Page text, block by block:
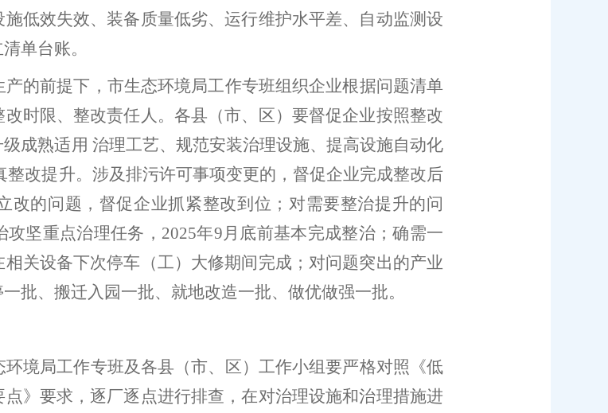
低效失效、装备质量低劣、运行维护水平差、自动监测设
单台账。
产的前提下，市生态环境局工作专班组织企业根据问题清单
时限、整改责任人 。各县（市、区）要督促企业按照整改
级成熟适用 治理工艺、规范安装治理设施、提高设施自动化
整改提升。涉及排污许可事项变更的，督促企业完成整改后
改的问题，督促企业抓紧整改到位；对需要整治提升的问
坚重点治理任务， 2025年9月底前基本完成整治；确需一
关设备下次停车（工）大修期间完成；对问题突出的产业
批、搬迁入园一批、就地改造一批、做优做强一批。
环境局工作专班及各县（市、区）工作小组要严格对照《低
点》 要求 ，逐厂逐点进行排查 ，在对治理设施和治理措施进